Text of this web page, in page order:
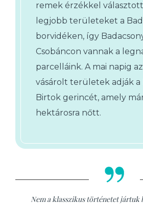
remek érzékkel
legjobb területeket a
borvidéken, így
Csobáncon vannak a
parcelláink. A mai napig
vásárolt területek adják a
Birtok gerincét, amely
hektárosra nőtt.
Nem a klasszikus történetet jártuk